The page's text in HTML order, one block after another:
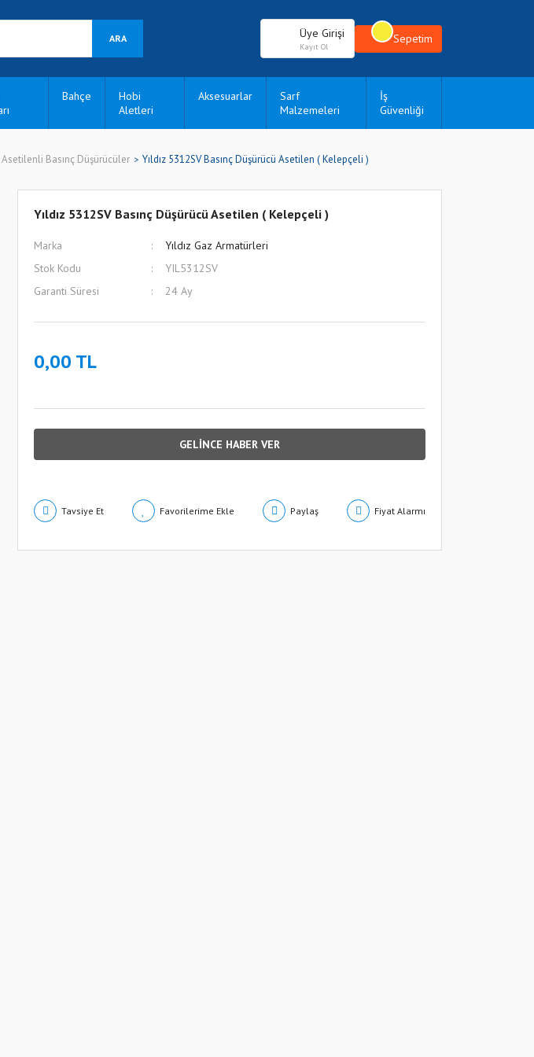
ARA Üye Girişi
Kayıt Ol
Sepetim
Bahçe
Hobi
Aletleri
Aksesuarlar
Sarf
Malzemeleri
İş
Güvenliği
Asetilenli Basınç Düşürücüler Yıldız 5312SV Basınç Düşürücü Asetilen ( Kelepçeli )
Yıldız 5312SV Basınç Düşürücü Asetilen ( Kelepçeli )
Marka
Yıldız Gaz Armatürleri
Stok Kodu
YIL5312SV
Garanti Süresi
24 Ay
0,00 TL
GELİNCE HABER VER
Tavsiye Et Paylaş Fiyat Alarmı